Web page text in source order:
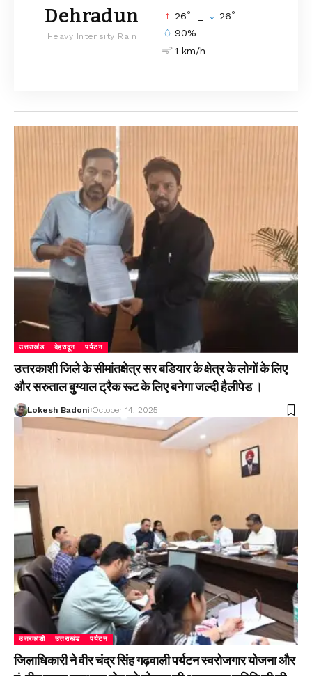
Dehradun
Heavy Intensity Rain
26° 26°
90%
1 km/h
उत्तराखंड देहरादून पर्यटन
उत्तरकाशी जिले के सीमांतक्षेत्र सर बडियार के क्षेत्र के लोगों के लिए
और सरुताल बुग्याल ट्रैक रूट के लिए बनेगा जल्दी हैलीपेड ।
Lokesh Badoni October 14, 2025
उत्तरकाशी उत्तराखंड पर्यटन
जिलाधिकारी ने वीर चंद्र सिंह गढ़वाली पर्यटन स्वरोजगार योजना और